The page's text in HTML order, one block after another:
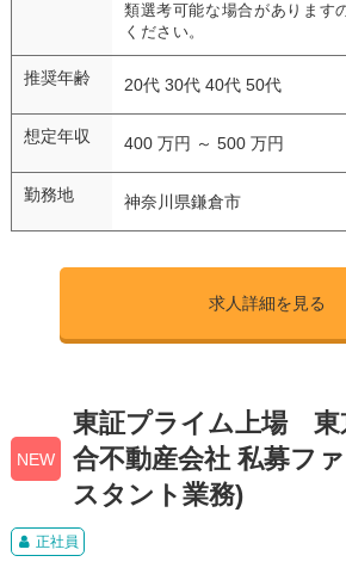
類選考可能な場合があります
ください。
推奨年齢 20代 30代 40代 50代
想定年収 400 万円 ～ 500 万円
勤務地 神奈川県鎌倉市
求人詳細を見る
NEW
東証プライム上場 東
合不動産会社 私募フ
スタント業務)
正社員